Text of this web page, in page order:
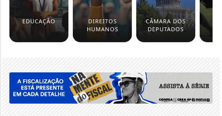
EDUCAÇÃO
DIREITOS
HUMANOS
CÂMARA DOS
DEPUTADOS